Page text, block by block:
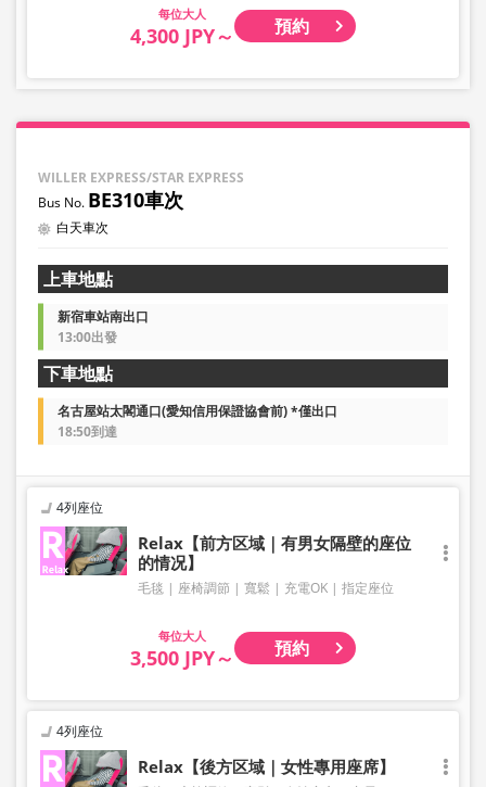
大人
4,300 JPY～ 預約
WILLER EXPRESS/STAR EXPRESS
BE310車次
白天車次
上車地點
新宿車站南出口
13:00出發
下車地點
名古屋站太閣通口(愛知信用保證協會前) *僅出口
18:50到達
4列座位
Relax【前方区域｜有男女隔壁的座位
的情况】
毛毯 座椅調節 寬鬆 充電OK 指定座位
大人
3,500 JPY～ 預約
4列座位
Relax【後方区域｜女性專用座席】